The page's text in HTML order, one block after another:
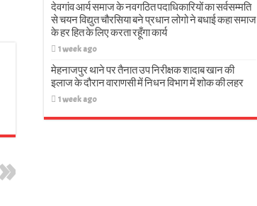
देवगांव आर्य समाज के नवगठित पदाधिकारियों का सर्वसम्मति
से चयन विद्युत चौरसिया बने प्रधान लोगो ने बधाई कहा समाज
के हर हित के लिए करता रहूँगा कार्य
1 week ago
मेहनाजपुर थाने पर तैनात उप निरीक्षक शादाब खान की
इलाज के दौरान वाराणसी में निधन विभाग में शोक की लहर
1 week ago